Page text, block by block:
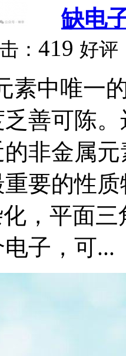
缺电
： 419 好评
素中唯一
善可陈
非金属
要的性
化，平面
子，可...